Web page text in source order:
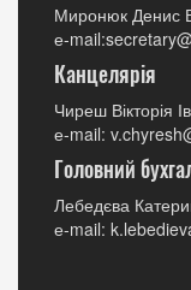
Миронюк Денис
е-
Канцелярія
Чиреш Вікторія
е-mail:
Головний
Лебедєва
е-mail: